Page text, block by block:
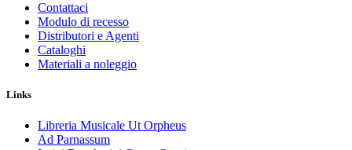
Contattaci
Modulo di recesso
Distributori e Agenti
Cataloghi
Materiali a noleggio
Links
Libreria Musicale Ut Orpheus
Ad Parnassum